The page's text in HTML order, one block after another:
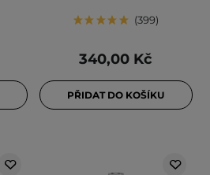
399
340,00 Kč
PŘIDAT DO KOŠÍKU